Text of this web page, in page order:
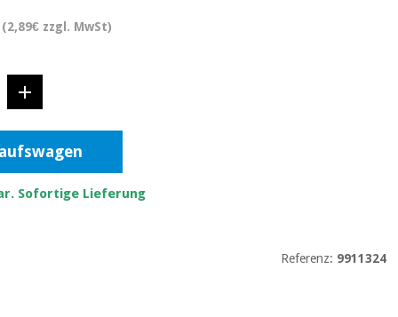
(2,89€ zzgl. MwSt)
Sofortige Lieferung
Referenz: 9911324